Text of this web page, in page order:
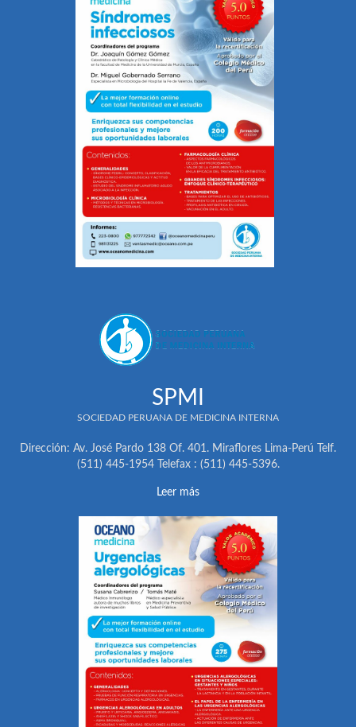
SPMI
SOCIEDAD PERUANA DE MEDICINA INTERNA
Dirección: Av. José Pardo 138 Of. 401. Miraflores Lima-Perú Telf.
(511) 445-1954 Telefax : (511) 445-5396.
Leer más